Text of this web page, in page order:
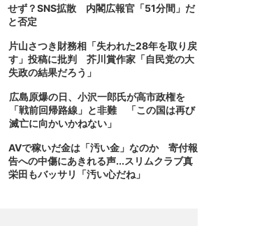
せず？SNS拡散 内閣広報官「51分間」だ
と否定
片山さつき財務相「失われた28年を取り戻
す」投稿に批判 芥川賞作家「自民党の大
失政の結果だろう」
広島原爆の日、小沢一郎氏が高市政権を
「戦前回帰路線」と非難 「この国は再び
滅亡に向かいかねない」
AVで稼いだ金は「汚い金」なのか 寄付報
告への中傷にあきれる声...スリムクラブ真
栄田もバッサリ「汚い心だね」